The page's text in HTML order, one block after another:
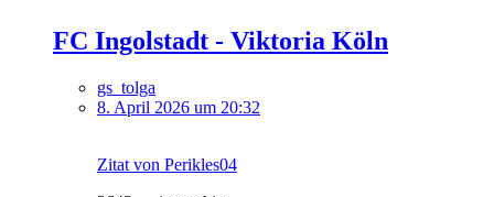
FC Ingolstadt - Viktoria Köln
gs_tolga
8. April 2026 um 20:32
Zitat von Perikles04